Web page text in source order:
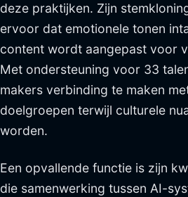
deze praktijken. Zijn
ervoor dat emotionele tonen
content wordt aangepast voor
Met ondersteuning voor 33
makers verbinding te maken
doelgroepen terwijl culturele
worden.
Een opvallende functie is zijn
die samenwerking tussen AI-